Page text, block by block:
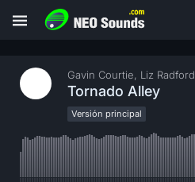
Gavin Courtie, Liz Radford
Tornado Alley
Versión principal